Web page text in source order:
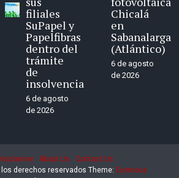
filiales
SuPapel y
Papelfibras
dentro del
trámite
de
insolvencia
6 de agosto
de 2026
Chicalá
en
Sabanalarga
(Atlántico)
6 de agosto
de 2026
About Us
Contact Us
derechos reservados Theme: Eximious